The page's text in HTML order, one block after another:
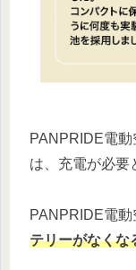
PANPRIDE電
は、充電が必要
PANPRIDE電
テリーがなくな